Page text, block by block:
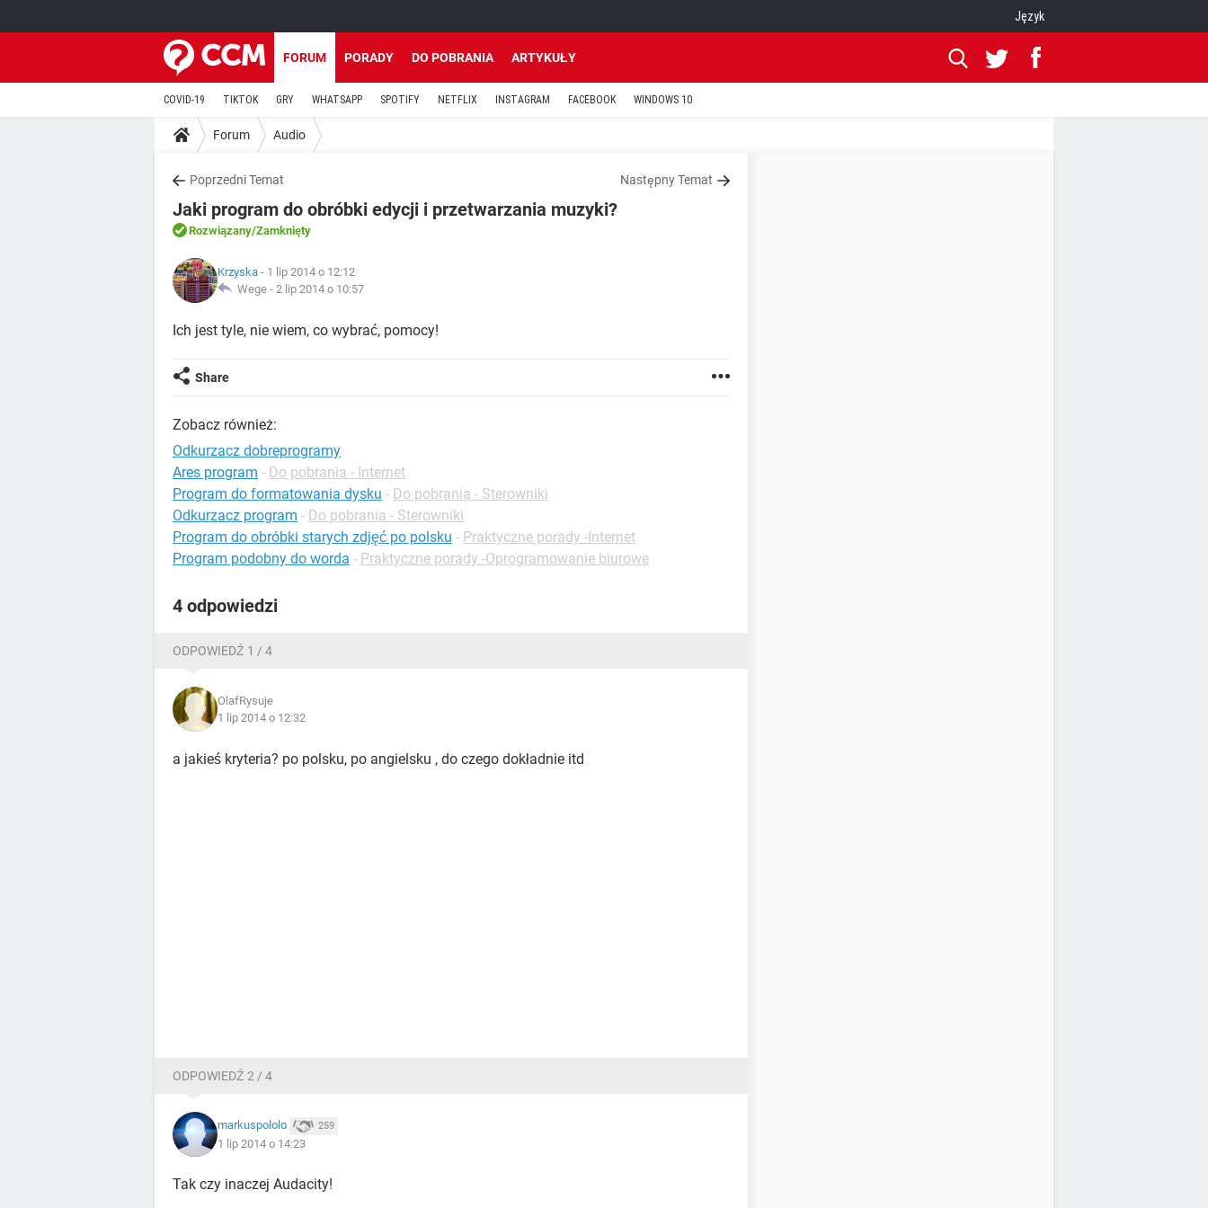
Język
FORUM PORADY DO POBRANIA ARTYKUŁY
COVID-19 TIKTOK GRY WHATSAPP SPOTIFY NETFLIX INSTAGRAM FACEBOOK WINDOWS 10
Forum Audio
Poprzedni Temat Następny Temat
Jaki program do obróbki edycji i przetwarzania muzyki?
Rozwiązany/Zamknięty
Krzyska - 1 lip 2014 o 12:12
Wege - 2 lip 2014 o 10:57
Ich jest tyle, nie wiem, co wybrać, pomocy!
Share
Zobacz również:
Odkurzacz dobreprogramy
Ares program - Do pobrania - Internet
Program do formatowania dysku - Do pobrania - Sterowniki
Odkurzacz program - Do pobrania - Sterowniki
Program do obróbki starych zdjęć po polsku - Praktyczne porady -Internet
Program podobny do worda - Praktyczne porady -Oprogramowanie biurowe
4 odpowiedzi
ODPOWIEDŹ 1 / 4
OlafRysuje
1 lip 2014 o 12:32
a jakieś kryteria? po polsku, po angielsku , do czego dokładnie itd
ODPOWIEDŹ 2 / 4
markuspololo 259
1 lip 2014 o 14:23
Tak czy inaczej Audacity!